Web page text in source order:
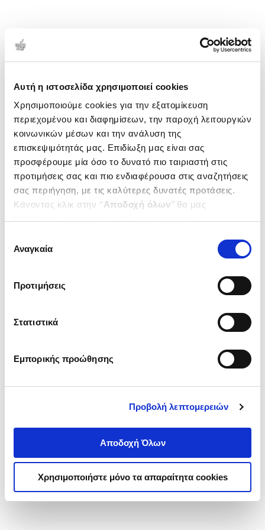
Αυτή η ιστοσελίδα χρησιμοποιεί cookies
Χρησιμοποιούμε cookies για την εξατομίκευση
περιεχομένου και διαφημίσεων, την παροχή λειτουργιών
κοινωνικών μέσων και την ανάλυση της
επισκεψιμότητάς μας. Επιδίωξη μας είναι σας
προσφέρουμε μία όσο το δυνατό πιο ταιριαστή στις
προτιμήσεις σας και πιο ενδιαφέρουσα στις αναζητήσεις
σας περιήγηση, με τις καλύτερες δυνατές προτάσεις.
Κάνοντας κλικ στην ‘’Αποδοχή όλων’’ θα μας
ενδιαφέρουν και να επιλέξετε από τα παρακάτω με την
΄΄και να ενημερωθείτε σχετικά με
συγκατάθεσης
Αναγκαία
Προτιμήσεις
Στατιστικά
Εμπορικής προώθησης
Προβολή λεπτομερειών
Αποδοχή Όλων
Χρησιμοποιήστε μόνο τα απαραίτητα cookies